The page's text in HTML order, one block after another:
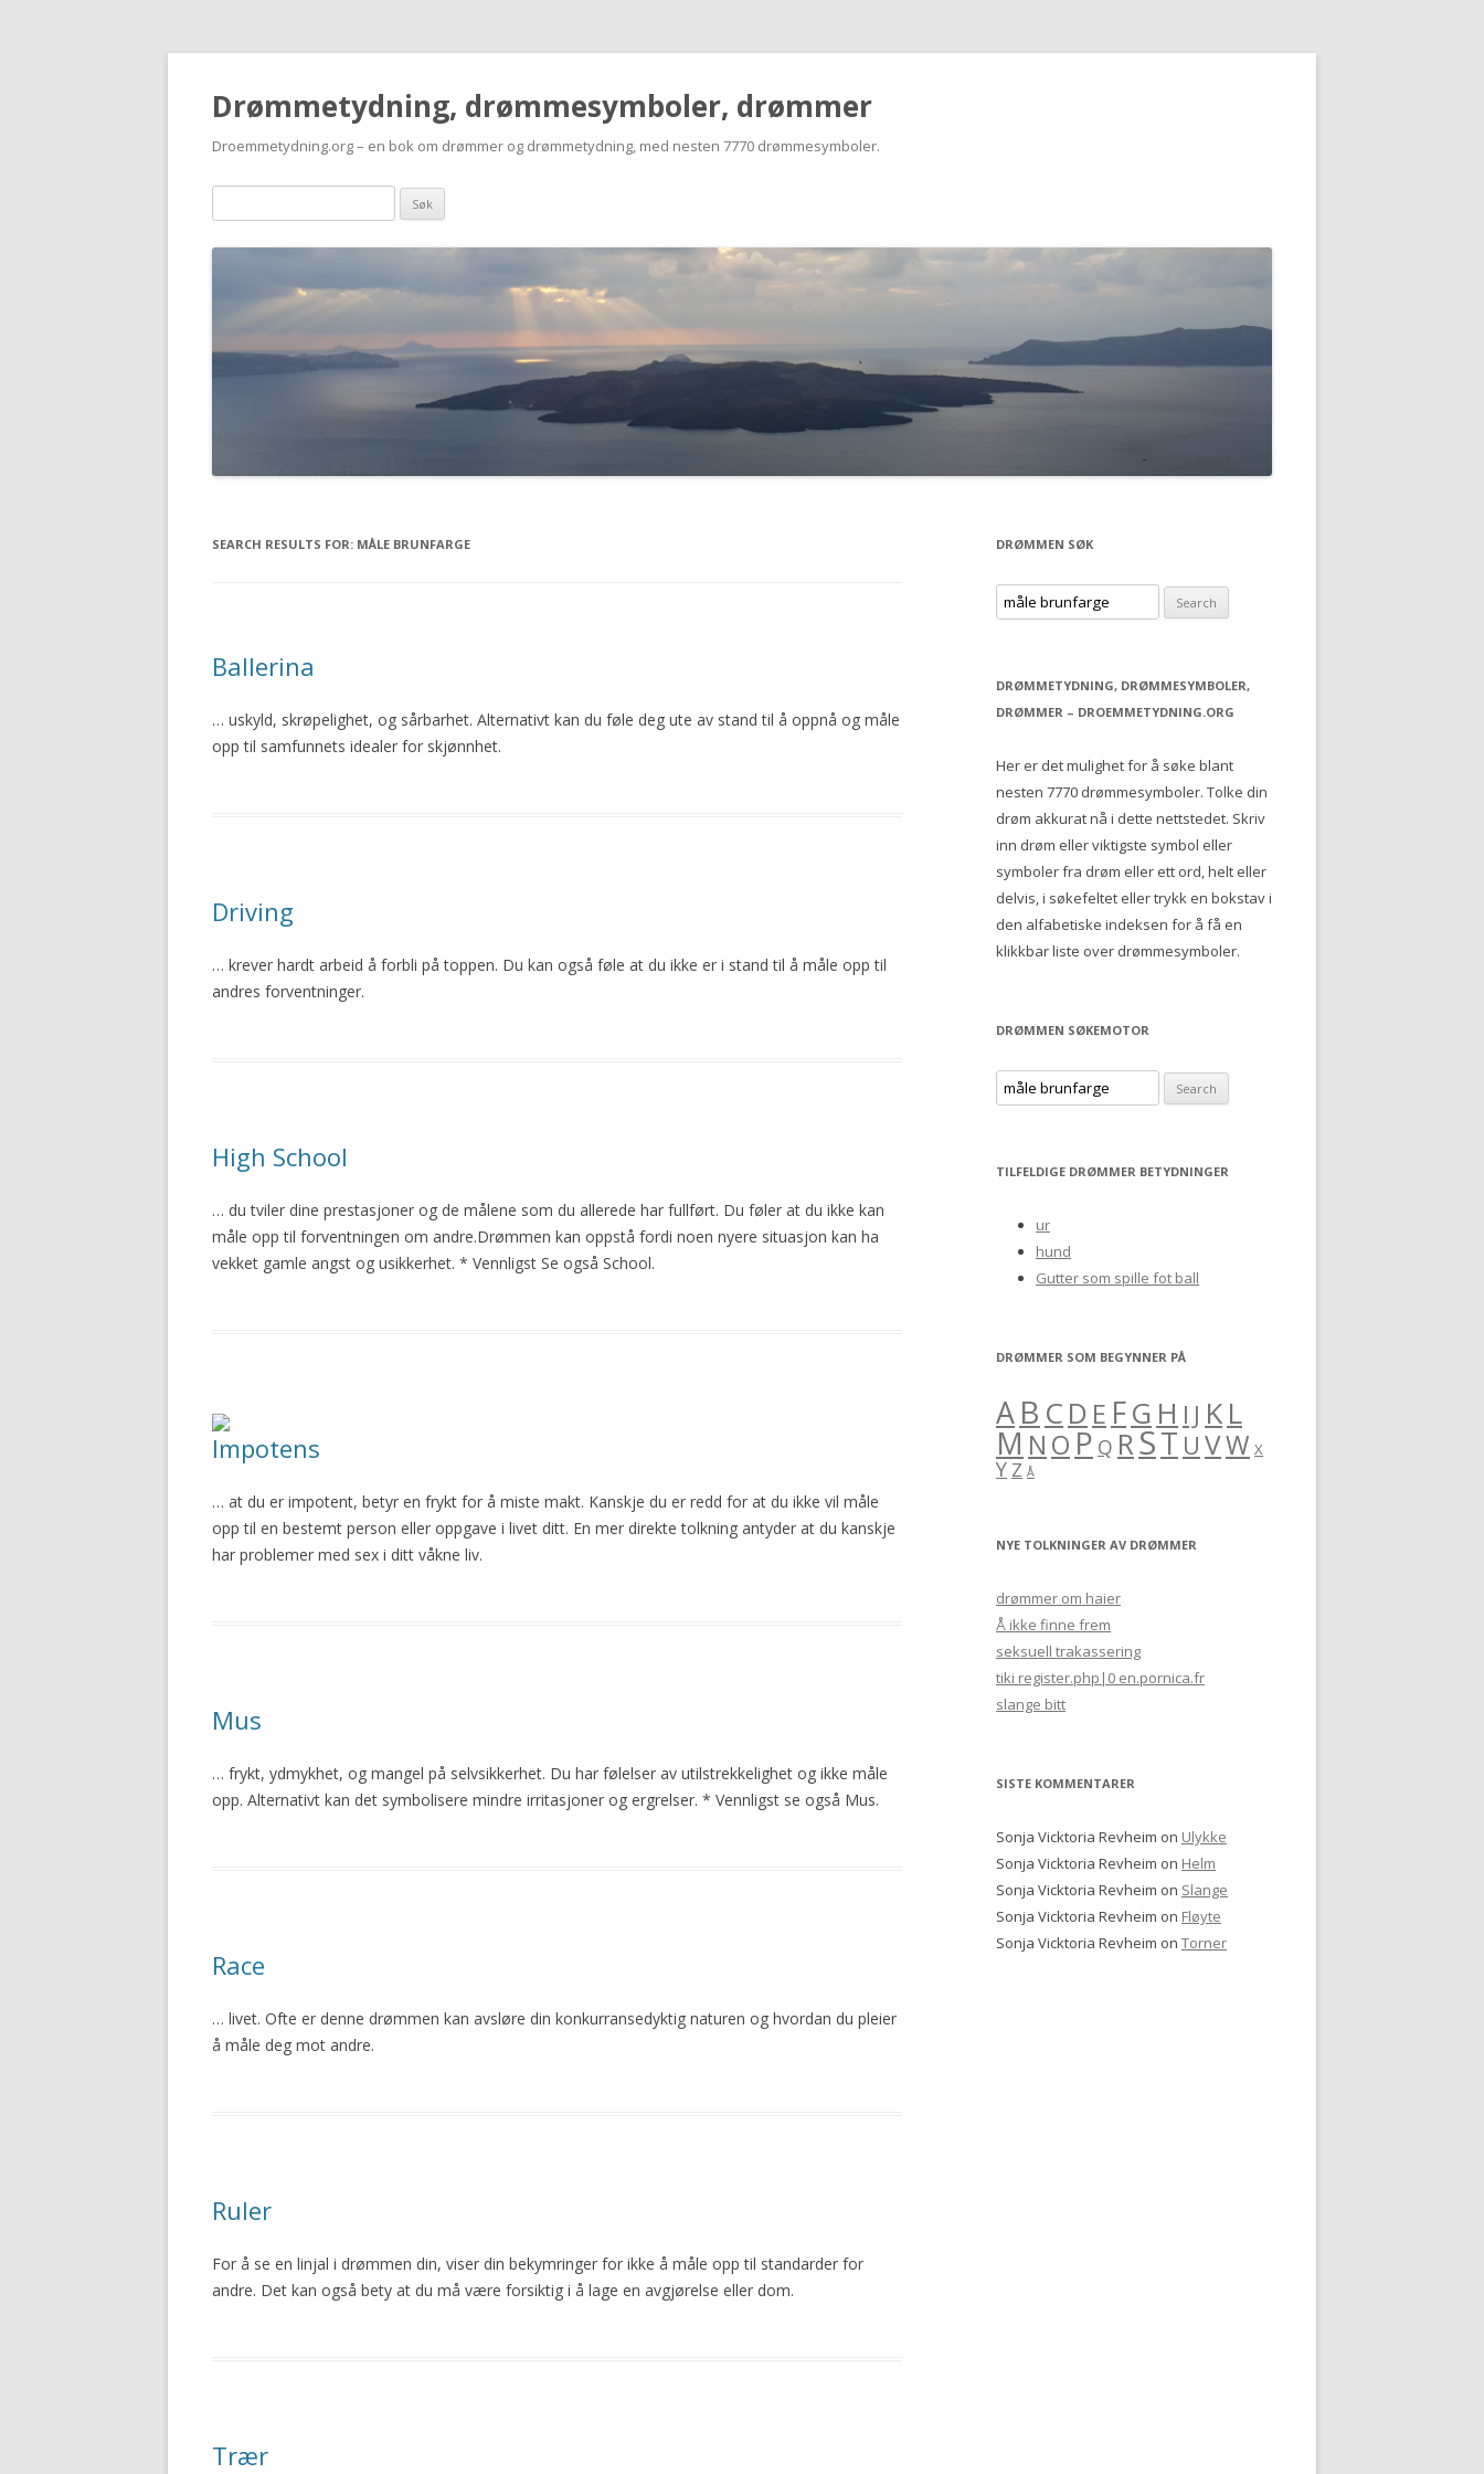
Drømmetydning, drømmesymboler, drømmer
Droemmetydning.org – en bok om drømmer og drømmetydning, med nesten 7770 drømmesymboler.
søk:
SEARCH RESULTS FOR: MÅLE BRUNFARGE
Ballerina
… uskyld, skrøpelighet, og sårbarhet. Alternativt kan du føle deg ute av stand til å oppnå og måle
opp til samfunnets idealer for skjønnhet.
Driving
… krever hardt arbeid å forbli på toppen. Du kan også føle at du ikke er i stand til å måle opp til
andres forventninger.
High School
… du tviler dine prestasjoner og de målene som du allerede har fullført. Du føler at du ikke kan
måle opp til forventningen om andre.Drømmen kan oppstå fordi noen nyere situasjon kan ha
vekket gamle angst og usikkerhet. * Vennligst Se også School.
Impotens
… at du er impotent, betyr en frykt for å miste makt. Kanskje du er redd for at du ikke vil måle
opp til en bestemt person eller oppgave i livet ditt. En mer direkte tolkning antyder at du kanskje
har problemer med sex i ditt våkne liv.
Mus
… frykt, ydmykhet, og mangel på selvsikkerhet. Du har følelser av utilstrekkelighet og ikke måle
opp. Alternativt kan det symbolisere mindre irritasjoner og ergrelser. * Vennligst se også Mus.
Race
… livet. Ofte er denne drømmen kan avsløre din konkurransedyktig naturen og hvordan du pleier
å måle deg mot andre.
Ruler
For å se en linjal i drømmen din, viser din bekymringer for ikke å måle opp til standarder for
andre. Det kan også bety at du må være forsiktig i å lage en avgjørelse eller dom.
Trær
DRØMMEN SØK
S
e
r
c
f
:
DRØMMETYDNING, DRØMMESYMBOLER,
DRØMMER – DROEMMETYDNING.ORG
Her er det mulighet for å søke blant
nesten 7770 drømmesymboler. Tolke din
drøm akkurat nå i dette nettstedet. Skriv
inn drøm eller viktigste symbol eller
symboler fra drøm eller ett ord, helt eller
delvis, i søkefeltet eller trykk en bokstav i
den alfabetiske indeksen for å få en
klikkbar liste over drømmesymboler.
DRØMMEN SØKEMOTOR
S
e
rTILFELDIGE DRØMMER BETYDNINGER
ur
hund
Gutter som spille fot ball
DRØMMER SOM BEGYNNER PÅ
AB C D E FG H I J KL
M N O P Q RST U VW X
Y Z Å
NYE TOLKNINGER AV DRØMMER
drømmer om haier
Å ikke finne frem
seksuell trakassering
tiki register.php|0 en.pornica.fr
slange bitt
SISTE KOMMENTARER
Sonja Vicktoria Revheim on Ulykke
Sonja Vicktoria Revheim on Helm
Sonja Vicktoria Revheim on Slange
Sonja Vicktoria Revheim on Fløyte
Sonja Vicktoria Revheim on Torner